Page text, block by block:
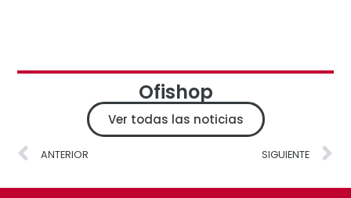
Ofishop
Ver todas las noticias
ANTERIOR SIGUIENTE